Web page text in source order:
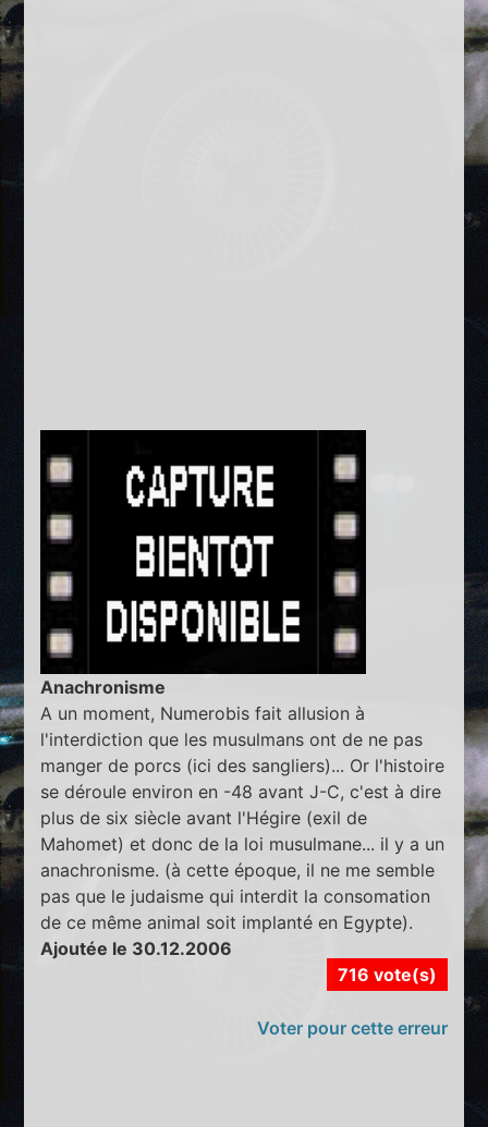
Anachronisme
A un moment, Numerobis fait allusion à
l'interdiction que les musulmans ont de ne pas
manger de porcs (ici des sangliers)... Or l'histoire
se déroule environ en -48 avant J-C, c'est à dire
plus de six siècle avant l'Hégire (exil de
Mahomet) et donc de la loi musulmane... il y a un
anachronisme. (à cette époque, il ne me semble
pas que le judaisme qui interdit la consomation
de ce même animal soit implanté en Egypte).
Ajoutée le 30.12.2006
716 vote(s)
Voter pour cette erreur